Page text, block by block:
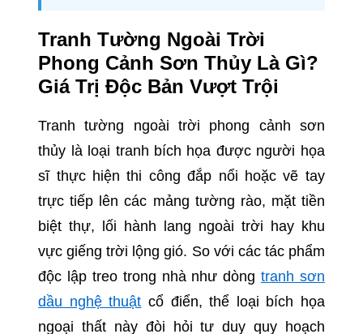
Tranh Tường Ngoài Trời
Phong Cảnh Sơn Thủy Là Gì?
Giá Trị Độc Bản Vượt Trội
Tranh tường ngoài trời phong cảnh sơn
thủy là loại tranh bích họa được người họa
sĩ thực hiện thi công đắp nổi hoặc vẽ tay
trực tiếp lên các mảng tường rào, mặt tiền
biệt thự, lối hành lang ngoài trời hay khu
vực giếng trời lộng gió. So với các tác phẩm
độc lập treo trong nhà như dòng tranh sơn
dầu nghệ thuật cổ điển, thể loại bích họa
ngoại thất này đòi hỏi tư duy quy hoạch